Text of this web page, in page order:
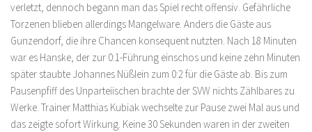
verletzt, dennoch begann man das Spiel recht offensiv. Gefährliche
Torzenen blieben allerdings Mangelware. Anders die Gäste aus
Gunzendorf, die ihre Chancen konsequent nutzten. Nach 18 Minuten
war es Hanske, der zur 0:1-Führung einschos und keine zehn Minuten
später staubte Johannes Nüßlein zum 0:2 für die Gäste ab. Bis zum
Pausenpfiff des Unparteiischen brachte der SVW nichts Zählbares zu
Werke. Trainer Matthias Kubiak wechselte zur Pause zwei Mal aus und
das zeigte sofort Wirkung. Keine 30 Sekunden waren in der zweiten